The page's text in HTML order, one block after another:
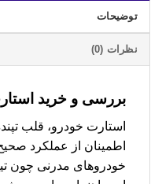
توضیحات
نظرات (0)
بررسی و خرید
استارت خودرو، قلب
اطمینان از عملکرد